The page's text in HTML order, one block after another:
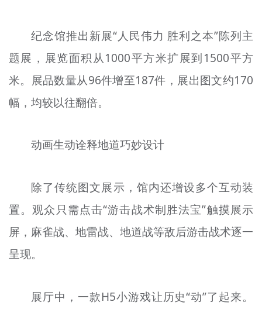
纪念馆推出新展“人民伟力 胜利之本”陈列主
题展，展览面积从1000平方米扩展到1500平方
米。展品数量从96件增至187件，展出图文约170
幅，均较以往翻倍。
动画生动诠释地道巧妙设计
除了传统图文展示，馆内还增设多个互动装
置。观众只需点击“游击战术制胜法宝”触摸展示
屏，麻雀战、地雷战、地道战等敌后游击战术逐一
呈现。
展厅中，一款H5小游戏让历史“动”了起来。